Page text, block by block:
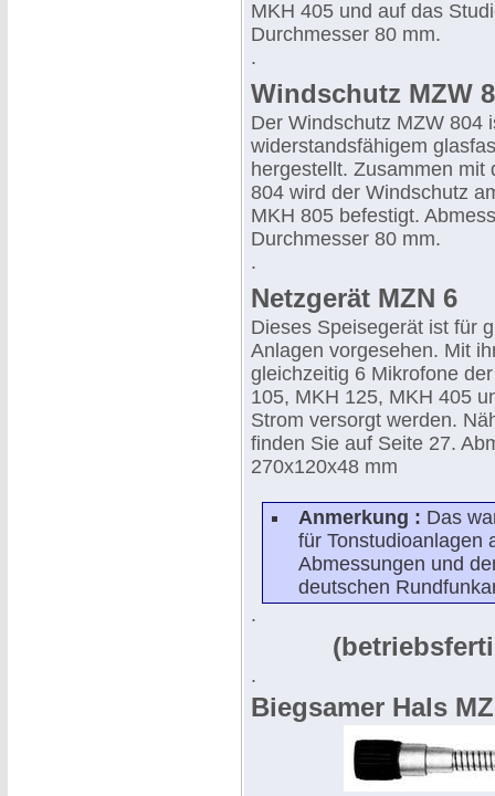
MKH 405 und auf das
Durchmesser 80 mm.
.
Windschutz MZW
Der Windschutz MZW 804
widerstandsfähigem
hergestellt. Zusammen mit
804 wird der Windschutz
MKH 805 befestigt.
Durchmesser 80 mm.
.
Netzgerät MZN 6
Dieses Speisegerät ist für
Anlagen vorgesehen. Mit
gleichzeitig 6 Mikrofone
105, MKH 125, MKH 405
Strom versorgt werden.
finden Sie auf Seite 27.
270x120x48 mm
Anmerkung : Das
für Tonstudioanlagen
Abmessungen und
deutschen
.
.
Biegsamer Hals